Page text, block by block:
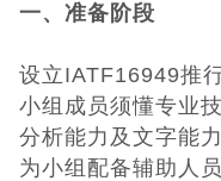
人才招聘
证书查询
联系我们
一、准备阶段
设立IATF16949推
小组成员须懂专业
分析能力及文字能
为小组配备辅助人